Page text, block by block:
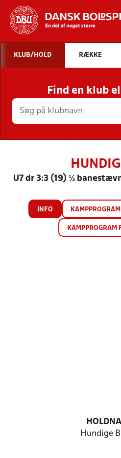
STILLINGER,
HOLD
KLUB/HOLD RÆKKE
Find en klub
U7 dr 3:3 (19) ½
INFO KAMPPROGRAM
KAMPPROGRAM
Hundige